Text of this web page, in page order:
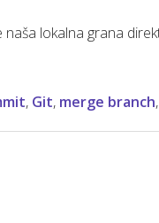
naša lokalna grana
, Git, merge branch,